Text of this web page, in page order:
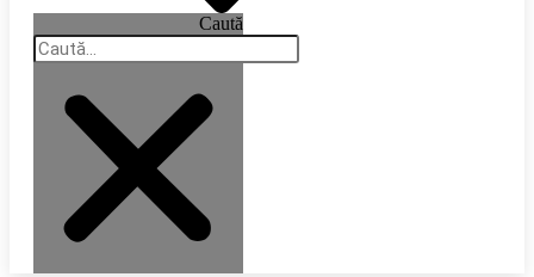
Caută